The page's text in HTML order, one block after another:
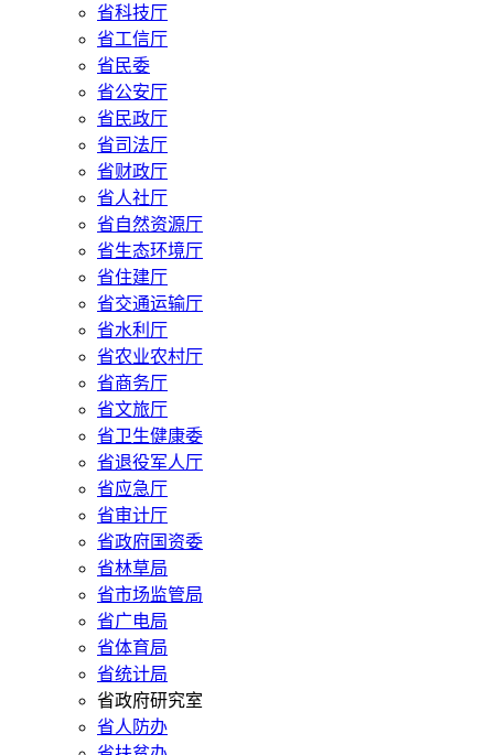
省科技厅
省工信厅
省民委
省公安厅
省民政厅
省司法厅
省财政厅
省人社厅
省自然资源厅
省生态环境厅
省住建厅
省交通运输厅
省水利厅
省农业农村厅
省商务厅
省文旅厅
省卫生健康委
省退役军人厅
省应急厅
省审计厅
省政府国资委
省林草局
省市场监管局
省广电局
省体育局
省统计局
省政府研究室
省人防办